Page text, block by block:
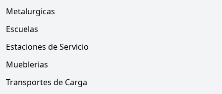
Metalurgicas
Escuelas
Estaciones de Servicio
Mueblerias
Transportes de Carga